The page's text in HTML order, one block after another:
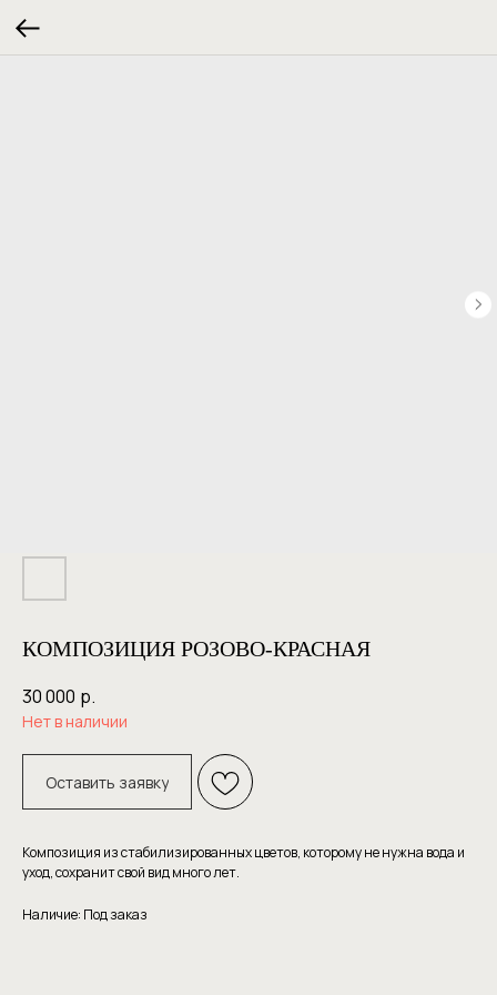
КОМПОЗИЦИЯ РОЗОВО-КРАСНАЯ
30 000 р.
Нет в наличии
Оставить заявку
Композиция из стабилизированных цветов, которому не нужна вода и
уход, сохранит свой вид много лет.
Наличие: Под заказ